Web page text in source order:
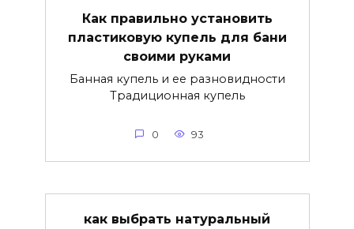
Как правильно установить
пластиковую купель для бани
своими руками
Банная купель и ее разновидности
Традиционная купель
0 93
как выбрать натуральный